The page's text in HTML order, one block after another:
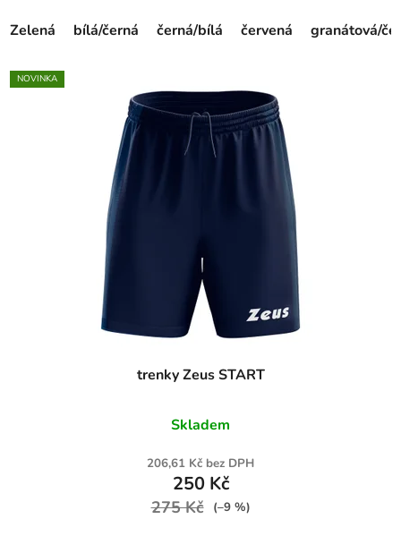
Zelená bílá/černá černá/bílá červená granátová/
NOVINKA
trenky Zeus START
Skladem
206,61 Kč bez DPH
250 Kč
275 Kč (–9 %)